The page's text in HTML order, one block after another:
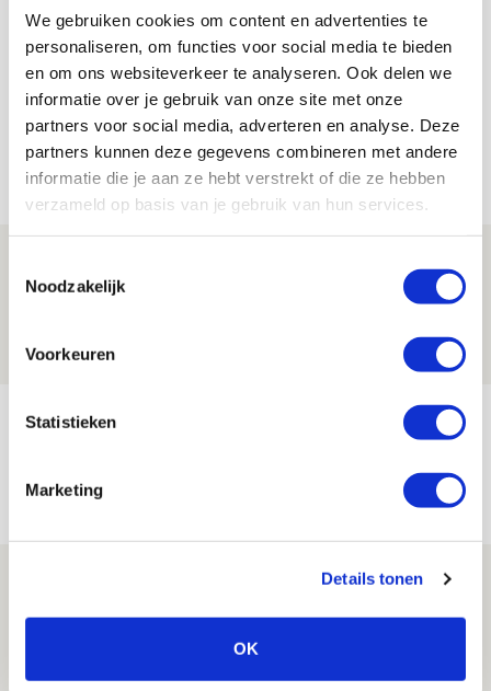
We gebruiken cookies om content en advertenties te
personaliseren, om functies voor social media te bieden
en om ons websiteverkeer te analyseren. Ook delen we
informatie over je gebruik van onze site met onze
partners voor social media, adverteren en analyse. Deze
partners kunnen deze gegevens combineren met andere
informatie die je aan ze hebt verstrekt of die ze hebben
verzameld op basis van je gebruik van hun services.
Noodzakelijk
Voorkeuren
Statistieken
Marketing
Details tonen
OK
De Redactie
Bekijk alle berichten van De Redactie
Net binnen //
maakt Abdalla ‘geen reet’ uit
NIEUWS
Brandt: ‘Ajax en Cruijff bleven door
07 AUGUSTUS 2026 - 20:02
Míchel geeft blessure-update en
spreekt over Godts, Baas en